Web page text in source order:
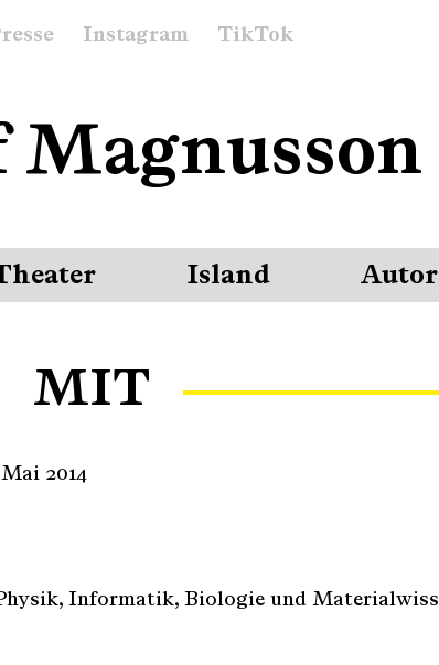
Instagram TikTok
Island Autor
MIT
2014
Informatik, Biologie und